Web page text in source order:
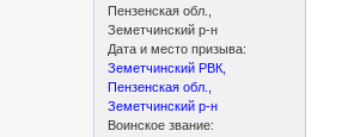
Пензенская обл.,
Земетчинский р-н
Дата и место призыва:
Земетчинский РВК,
Пензенская обл.,
Земетчинский р-н
Воинское звание: